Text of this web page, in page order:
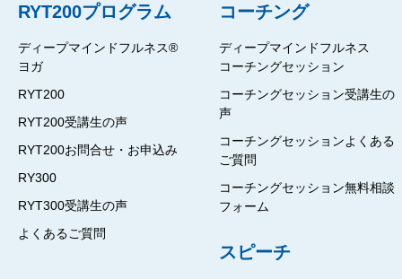
RYT200プログラム
ディープマインドフルネス®
ヨガ
RYT200
RYT200受講生の声
RYT200お問合せ・お申込み
RY300
RYT300受講生の声
よくあるご質問
コーチング
ディープマインドフルネス
コーチングセッション
コーチングセッション受講生の
声
コーチングセッションよくある
ご質問
コーチングセッション無料相談
フォーム
スピーチ